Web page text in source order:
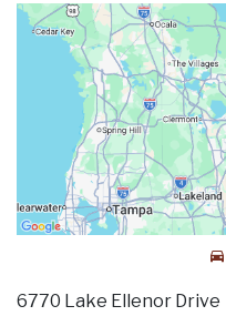
6770 Lake Ellenor Drive